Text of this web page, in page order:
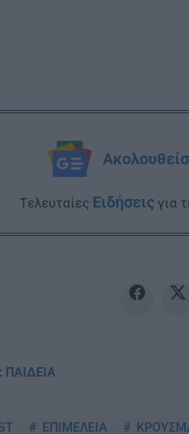
Tελευταίες Ειδήσεις για
ΠΑΙΔΕΙΑ
ΕΠΙΜΕΛΕΙΑ